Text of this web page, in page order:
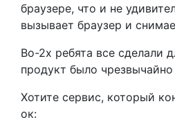
браузере, что и не
вызывает браузер и
Во-2х ребята все сделали
продукт было чрезвычайно
Хотите сервис, который
ок: